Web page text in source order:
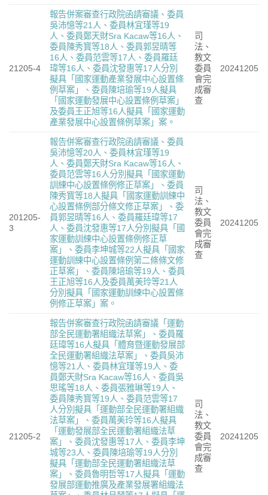
21205-4
報告併案審查行政院函請審議、委員
吳沛憶等21人、委員林宜瑾等19
人、委員鄭天財Sra Kacaw等16人、
委員陳秀寳等18人、委員郭昱晴等
16人、委員范雲等17人、委員羅廷
瑋等16人、委員沈發惠等17人分別
擬具「國家運動產業發展中心設置條
例草案」、委員陳培瑜等19人擬具
「國家運動發展中心設置條例草案」
及委員王正旭等16人擬具「國家運動
產業發展中心設置條例草案」案。
司
法、
教文
委員
會完
成審
查
20241205
201205-
3
報告併案審查行政院函請審議、委員
吳沛憶等20人、委員林宜瑾等19
人、委員鄭天財Sra Kacaw等16人、
委員范雲等16人分別擬具「國家運動
訓練中心設置條例修正草案」、委員
陳秀寳等18人擬具「國家運動訓練中
心設置條例部分條文修正草案」、委
員郭昱晴等16人、委員羅廷瑋等17
人、委員沈發惠等17人分別擬具「國
家運動訓練中心設置條例修正草
案」、委員李坤城等22人擬具「國家
運動訓練中心設置條例第二條條文修
正草案」、委員陳培瑜等19人、委員
王正旭等16人及委員萬美玲等21人
分別擬具「國家運動訓練中心設置條
例修正草案」案。
司
法、
教文
委員
會完
成審
查
20241205
21205-2
報告併案審查行政院函請審議「運動
部全民運動署組織法草案」、委員羅
廷瑋等16人擬具「體育暨運動發展部
全民運動署組織法草案」、委員吳沛
憶等21人、委員林宜瑾等19人、委
員鄭天財Sra Kacaw等16人、委員吳
思瑤等18人、委員張雅琳等19人、
委員陳秀寳等19人、委員范雲等17
人分別擬具「運動部全民運動署組織
法草案」、委員萬美玲等16人擬具
「運動發展部全民運動署組織法草
案」、委員沈發惠等17人、委員李坤
城等23人、委員陳培瑜等19人分別
擬具「運動部全民運動署組織法草
案」、委員魯明哲等17人擬具「運動
發展部運動推廣及產業發展署組織法
司
法、
教文
委員
會完
成審
查
20241205